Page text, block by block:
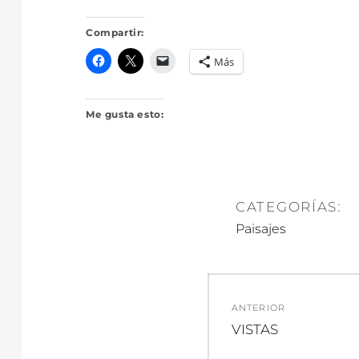
Compartir:
Más
Me gusta esto:
CATEGORÍAS:
Paisajes
de
ANTERIOR
Entrada
VISTAS